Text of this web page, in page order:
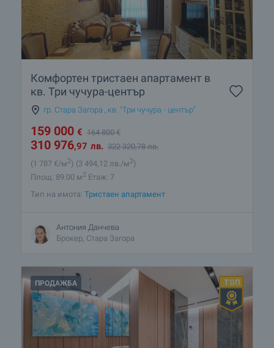
Комфортен тристаен апартамент в
кв. Три чучура-център
гр. Стара Загора кв. "Три чучура - център"
159 000 € 164 800€
310 976,97 лв. 322 320,78 лв.
(1 787 €/м2) (3 494 ,12 лв./м2)
Площ: 89.00 м2 Етаж: 7
Тип на имота: Тристаен апартамент
Антония Данчева
Брокер, Стара Загора
ПРОДАЖБА